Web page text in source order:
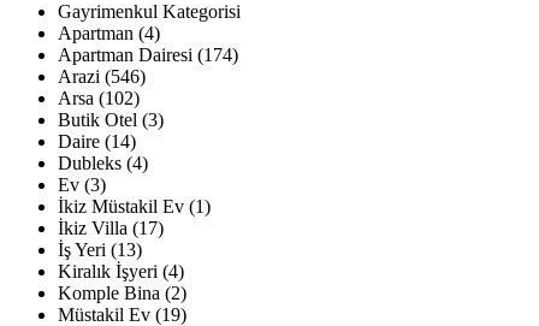
Gayrimenkul Kategorisi
Apartman (4)
Apartman Dairesi (174)
Arazi (546)
Arsa (102)
Butik Otel (3)
Daire (14)
Dubleks (4)
Ev (3)
İkiz Müstakil Ev (1)
İkiz Villa (17)
İş Yeri (13)
Kiralık İşyeri (4)
Komple Bina (2)
Müstakil Ev (19)